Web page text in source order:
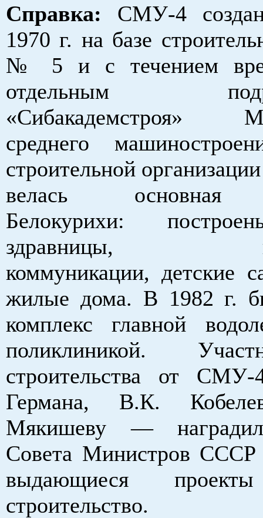
Справка: СМУ‑4
1970 г. на базе
№ 5 и с течением
отдельным
«Сибакадемстроя»
среднего
строительной
велась основная
Белокурихи:
здравницы,
коммуникации, детские
жилые дома. В 1982 г.
комплекс главной
поликлиникой.
строительства от
Германа, В.К.
Мякишеву —
Совета Министров СССР
выдающиеся
строительство.